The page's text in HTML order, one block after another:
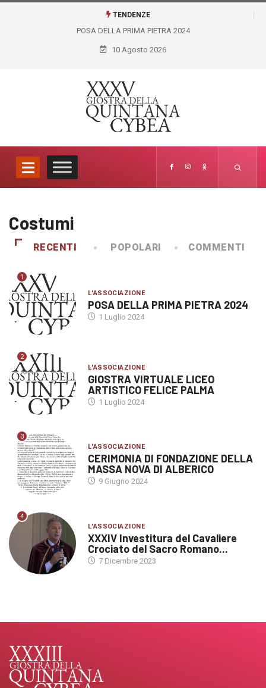
TENDENZE
POSA DELLA PRIMA PIETRA 2024
10 Agosto 2026
Costumi
RECENTI POPOLARI COMMENTI
1
L'ASSOCIAZIONE
POSA DELLA PRIMA PIETRA 2024
1 Luglio 2024
2
L'ASSOCIAZIONE
GIOSTRA VIRTUALE LICEO
ARTISTICO FELICE PALMA
1 Luglio 2024
3
L'ASSOCIAZIONE
CERIMONIA DI FONDAZIONE DELLA
MASSA NOVA DI ALBERICO
9 Giugno 2024
4
L'ASSOCIAZIONE
XXXIV Investitura del Cavaliere
Crociato del Sacro Romano...
7 Dicembre 2023